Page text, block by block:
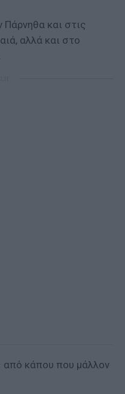
και στις
αλλά και στο
από κάπου που μάλλον